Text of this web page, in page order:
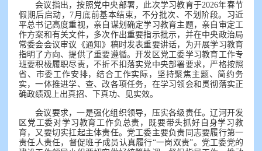
会议指出，按照党中央部署，此次学习教育于2026年春节
假期后启动，7月底前基本结束，不分批次、不划阶段。习近
平总书记高度重视，亲自谋划确定学习教育主题，亲自审定工
作方案和有关文件，多次作出重要指示批示，并在中央政治局
常委会会议审议《通知》稿时发表重要讲话，为开展学习教育
指明了方向、提供了重要遵循。开发区党工委学习教育工作专
班要积极履职尽责，不折不扣落实党中央部署要求，严格按照
省、市委工作安排，结合工作实际，坚持聚焦主题、简约务
实，一体推进学、查、改各项任务，在学习领会和贯彻落实正
确政绩观上出真招、下真功、见实效。
会议要求，一是强化组织领导，压实各级责任。辽河开发
区党工委对学习教育工作负总责，既要带头抓好自身学习教
育，又要切实扛起主体责任。党工委主要负责同志要履行第一
责任人责任，督促班子成员认真履行“一岗双责”。党工委党的